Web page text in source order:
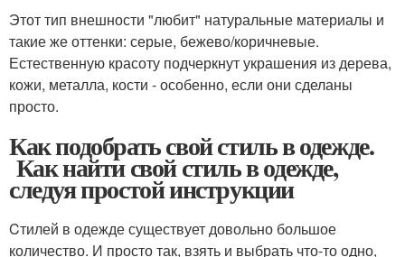
Этот тип внешности "любит" натуральные материалы и
такие же оттенки: серые, бежево/коричневые.
Естественную красоту подчеркнут украшения из дерева,
кожи, металла, кости - особенно, если они сделаны
просто.
Как подобрать свой стиль в одежде.
Как найти свой стиль в одежде,
следуя простой инструкции
Cтилей в одежде существует довольно большое
количество. И просто так, взять и выбрать что-то одно,